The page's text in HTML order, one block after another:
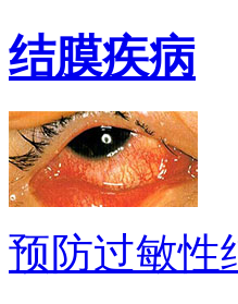
结膜疾病
预防过敏性